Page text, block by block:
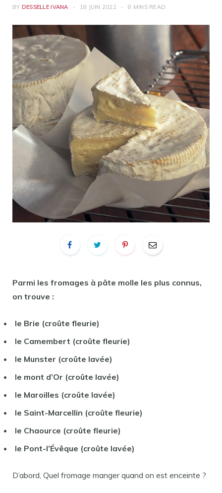
BY DESSELLE IVANA 18 JUIN 2022 8 MINS READ
Parmi les fromages à pâte molle les plus connus,
on trouve :
le Brie (croûte fleurie)
le Camembert (croûte fleurie)
le Munster (croûte lavée)
le mont d’Or (croûte lavée)
le Maroilles (croûte lavée)
le Saint-Marcellin (croûte fleurie)
le Chaource (croûte fleurie)
le Pont-l’Évêque (croûte lavée)
D’abord, Quel fromage manger quand on est enceinte ?